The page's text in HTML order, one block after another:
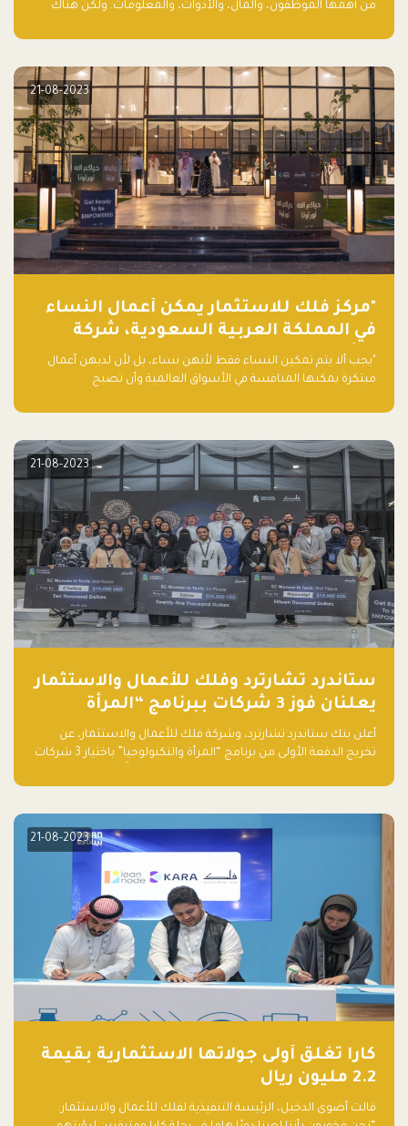
من أهمها الموظفون، والمال، والأدوات، والمعلومات. ولكن هناك
أساسه ذلك العمل.
21-08-2023
"مركز فلك للاستثمار يمكّن أعمال النساء
في المملكة العربية السعودية، شركة
ناشئة تلو الأخرى."
"يجب ألا يتم تمكين النساء فقط لأنهن نساء، بل لأن لديهن أعمال
مبتكرة يمكنها المنافسة في الأسواق العالمية وأن تصبح
21-08-2023
ستاندرد تشارترد وفلك للأعمال والاستثمار
يعلنان فوز 3 شركات ببرنامج “المرأة
والتكنولوجيا”
أعلن بنك ستاندرد تشارترد، وشركة فلك للأعمال والاستثمار، عن
تخريج الدفعة الأولى من برنامج “المرأة والتكنولوجيا” باختيار 3 شركات
الأعمال، اللواتي خضعن لبرنامج حاضنة مدته 8 أسابيع، أفكاراً مبتكرة
21-08-2023
كارا تغلق أولى جولاتها الاستثمارية بقيمة
2.2 مليون ريال
قالت أضوى الدخيل، الرئيسة التنفيذية لفلك للأعمال والاستثمار: